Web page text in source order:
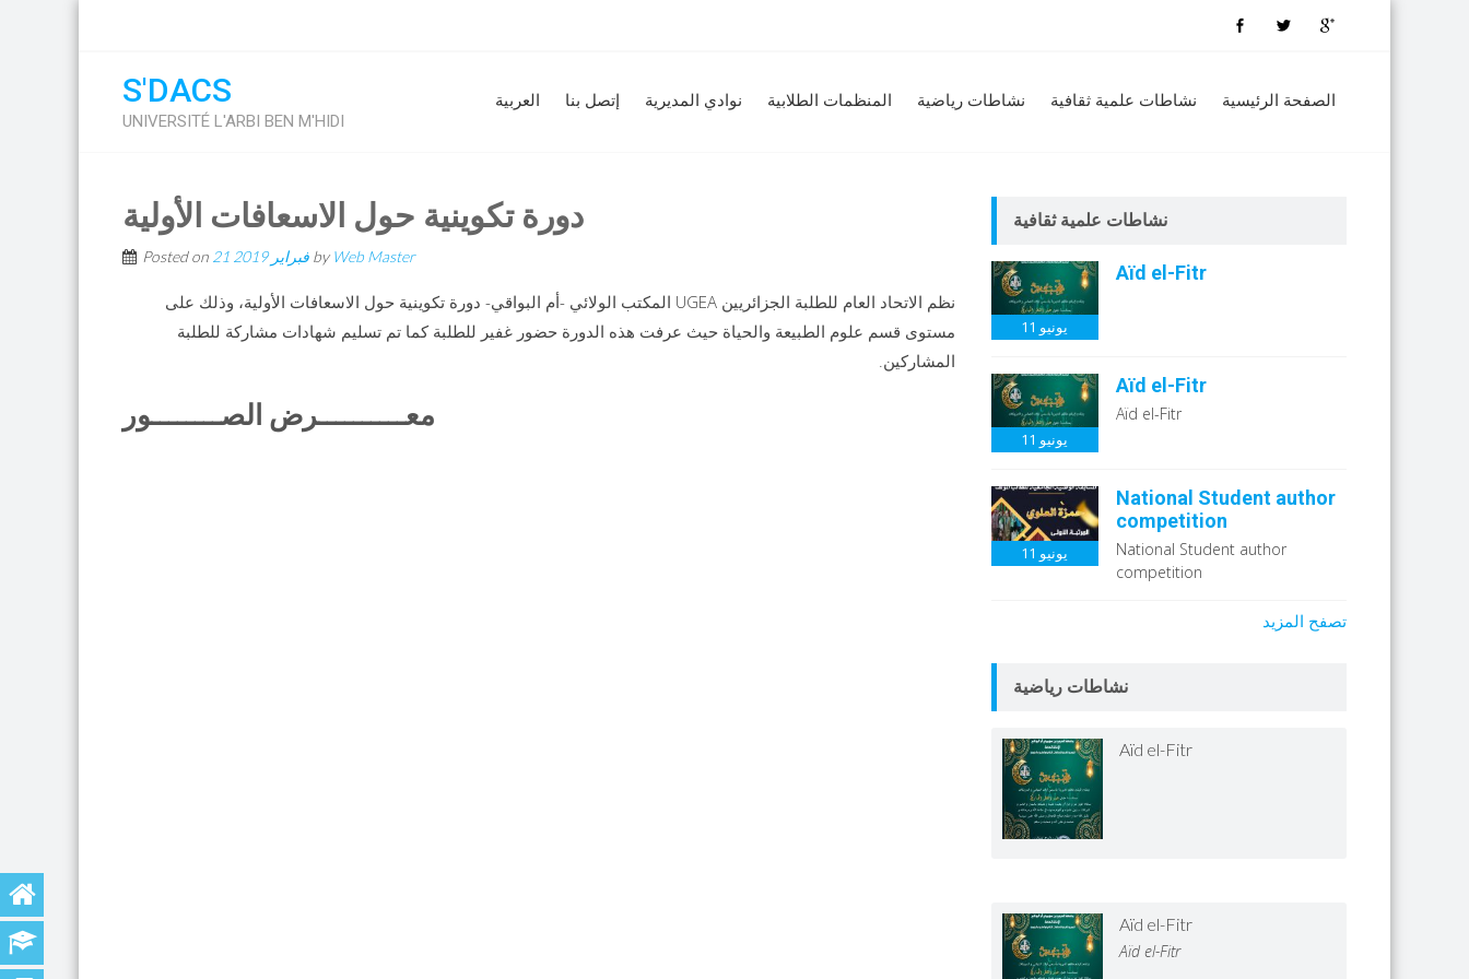
S'DACS
UNIVERSITÉ L'ARBI BEN M'HIDI
العربية إتصل بنا نوادي المديرية المنظمات الطلابية نشاطات رياضية نشاطات علمية ثقافية الصفحة الرئيسية
دورة تكوينية حول الاسعافات الأولية
Posted on 21 فبراير 2019 by Web Master
نظم الاتحاد العام للطلبة الجزائريين UGEA المكتب الولائي -أم البواقي- دورة تكوينية حول الاسعافات الأولية، وذلك على
مستوى قسم علوم الطبيعة والحياة حيث عرفت هذه الدورة حضور غفير للطلبة كما تم تسليم شهادات مشاركة للطلبة
المشاركين.
معــــــــــرض الصــــــــور
نشاطات علمية ثقافية
11 يونيو
Aïd el-Fitr
11 يونيو
Aïd el-Fitr
Aïd el-Fitr
11 يونيو
National Student author
competition
National Student author
competition
تصفح المزيد
نشاطات رياضية
Aïd el-Fitr
Aïd el-Fitr
Aïd el-Fitr